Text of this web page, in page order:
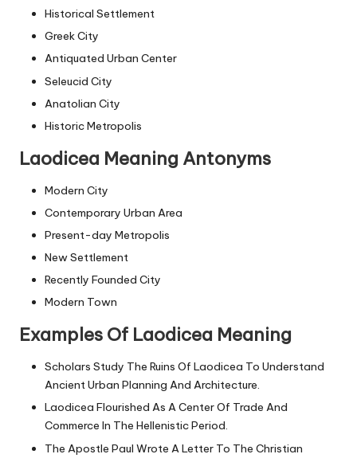
Historical Settlement
Greek City
Antiquated Urban Center
Seleucid City
Anatolian City
Historic Metropolis
Laodicea Meaning Antonyms
Modern City
Contemporary Urban Area
Present-day Metropolis
New Settlement
Recently Founded City
Modern Town
Examples Of Laodicea Meaning
Scholars Study The Ruins Of Laodicea To Understand
Ancient Urban Planning And Architecture.
Laodicea Flourished As A Center Of Trade And
Commerce In The Hellenistic Period.
The Apostle Paul Wrote A Letter To The Christian